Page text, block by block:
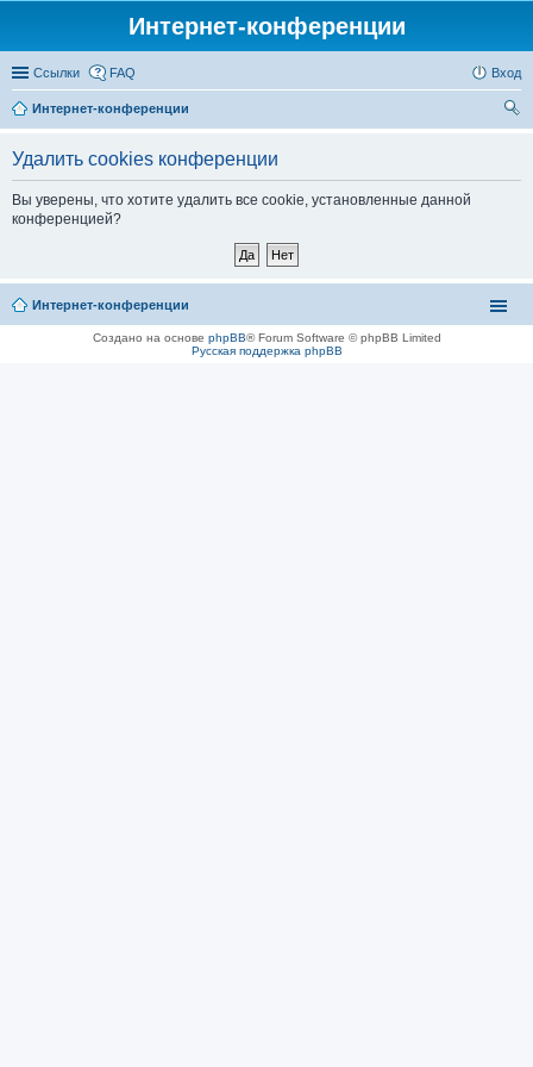
Интернет-конференции
Ссылки FAQ Вход
Интернет-конференции
Удалить cookies конференции
Вы уверены, что хотите удалить все cookie, установленные данной
конференцией?
Интернет-конференции
Создано на основе phpBB® Forum Software © phpBB Limited
Русская поддержка phpBB